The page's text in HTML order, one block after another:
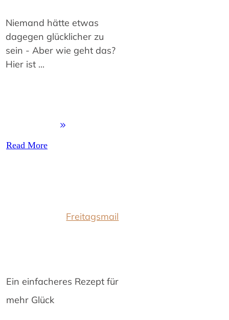
Niemand hätte etwas
dagegen glücklicher zu
sein - Aber wie geht das?
Hier ist ...
Read More
Freitagsmail
Ein einfacheres Rezept für
mehr Glück